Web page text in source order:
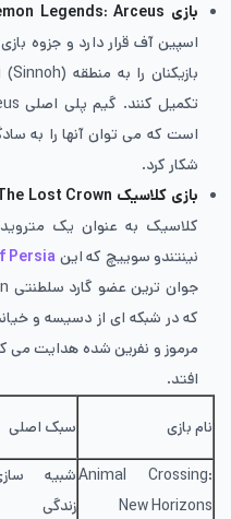
بازی Legends: Arceus:
شکار کرد.
بازی کلاسیک Lost Crown:
کلاسیک به عنوان یک
نینتندو سوییچ که اینPersia
که در شبکه ای از دسیسه و
مرموز و نفرین شده هدایت می
افتد.
نام بازی سبک اصلی
Animal Crossing:
New Horizons
شبیه
زندگی